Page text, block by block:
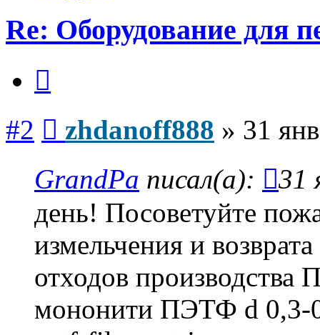
Re: Оборудование для
#2 zhdanoff888 » 31
GrandPa писал(а):
31
день! Посоветуйте
измельчения и
отходов
мононити ПЭТФ d 0,3-